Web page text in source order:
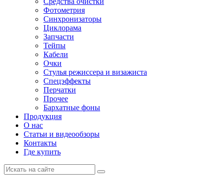
Фотометрия
Синхронизаторы
Циклорама
Запчасти
Тейпы
Кабели
Очки
Стулья режиссера и визажиста
Спецэффекты
Перчатки
Прочее
Бархатные фоны
Продукция
О нас
Статьи и видеообзоры
Контакты
Где купить